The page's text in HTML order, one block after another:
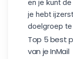
en je kunt
je hebt
doelgroep
Top 5 best
van je InMail